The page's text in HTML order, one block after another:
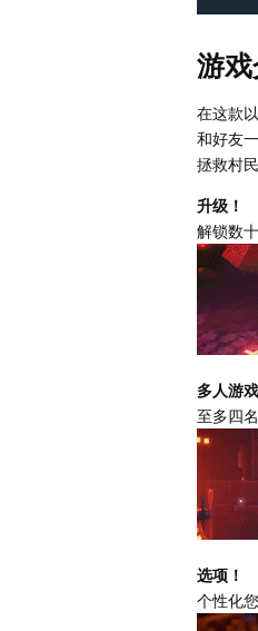
游
在这款
和好友
拯救村
升级！
解锁数
多人游
至多四
选项！
个性化